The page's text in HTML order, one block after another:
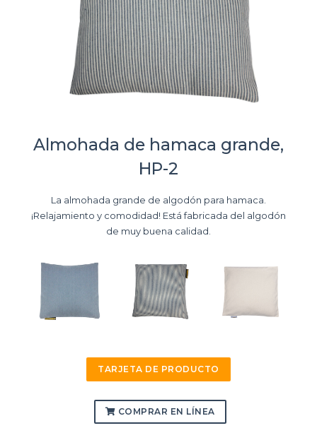
Almohada de hamaca grande,
HP-2
La almohada grande de algodón para hamaca.
¡Relajamiento y comodidad! Está fabricada del algodón
de muy buena calidad.
TARJETA DE PRODUCTO
COMPRAR EN LÍNEA